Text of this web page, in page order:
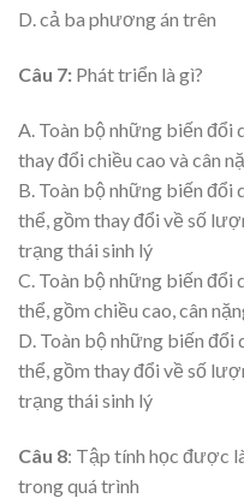
D. cả ba phương án trên
Câu 7: Phát triển là gì?
A. Toàn bộ những biến đổi
thay đổi chiều cao và cân
B. Toàn bộ những biến đổi
thể, gồm thay đổi về số
trạng thái sinh lý
C. Toàn bộ những biến đổi
thể, gồm chiều cao, cân
D. Toàn bộ những biến đổi
thể, gồm thay đổi về số
trạng thái sinh lý
Câu 8: Tập tính học được
trong quá trình